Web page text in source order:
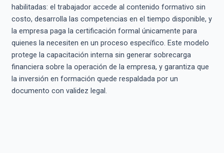
habilitadas: el trabajador accede al contenido formativo sin
costo, desarrolla las competencias en el tiempo disponible, y
la empresa paga la certificación formal únicamente para
quienes la necesiten en un proceso específico. Este modelo
protege la capacitación interna sin generar sobrecarga
financiera sobre la operación de la empresa, y garantiza que
la inversión en formación quede respaldada por un
documento con validez legal.